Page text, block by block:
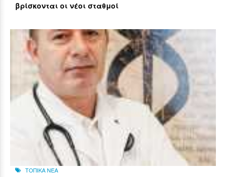
βρίσκονται οι νέοι σταθμοί
ΤΟΠΙΚΑ ΝΕΑ